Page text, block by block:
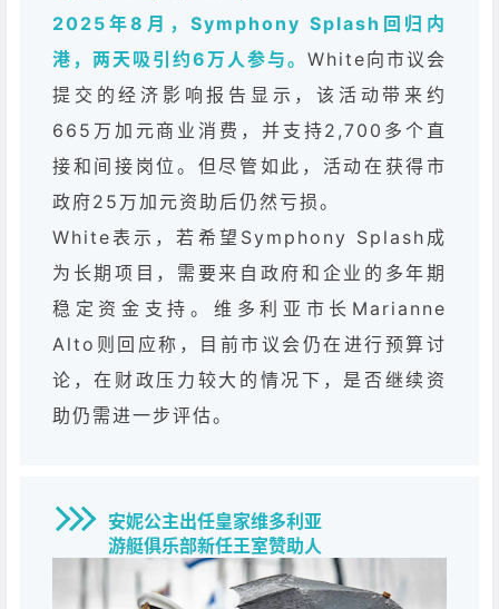
2025年8月，Symphony Splash回归内
港，两天吸引约6万人参与。 White向市议会
提交的经济影响报告显示，该活动带来约
665万加元商业消费，并支持2,700多个直
接和间接岗位。但尽管如此，活动在获得市
政府25万加元资助后仍然亏损。
White表示，若希望Symphony Splash成
为长期项目，需要来自政府和企业的多年期
稳定资金支持。维多利亚市长Marianne
Alto则回应称，目前市议会仍在进行预算讨
论，在财政压力较大的情况下，是否继续资
助仍需进一步评估。
安妮公主出任皇家维多利亚
游艇俱乐部新任王室赞助人